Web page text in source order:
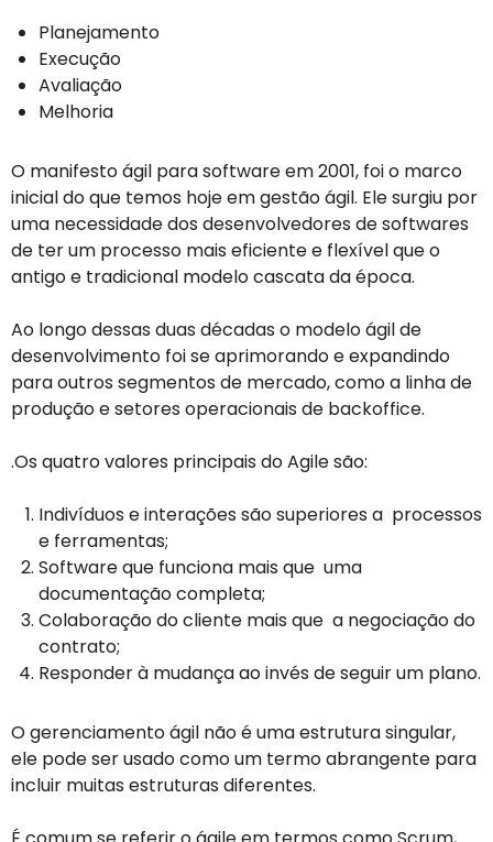
Planejamento
Execução
Avaliação
Melhoria
O manifesto ágil para software em 2001, foi o marco
inicial do que temos hoje em gestão ágil. Ele surgiu por
uma necessidade dos desenvolvedores de softwares
de ter um processo mais eficiente e flexível que o
antigo e tradicional modelo cascata da época.
Ao longo dessas duas décadas o modelo ágil de
desenvolvimento foi se aprimorando e expandindo
para outros segmentos de mercado, como a linha de
produção e setores operacionais de backoffice.
.Os quatro valores principais do Agile são:
Indivíduos e interações são superiores a processos
e ferramentas;
Software que funciona mais que uma
documentação completa;
Colaboração do cliente mais que a negociação do
contrato;
Responder à mudança ao invés de seguir um plano.
O gerenciamento ágil não é uma estrutura singular,
ele pode ser usado como um termo abrangente para
incluir muitas estruturas diferentes.